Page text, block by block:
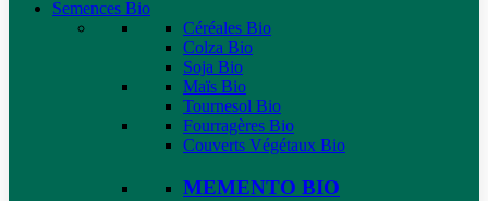
Semences Bio
Céréales Bio
Colza Bio
Soja Bio
Maïs Bio
Tournesol Bio
Fourragères Bio
Couverts Végétaux Bio
MEMENTO BIO